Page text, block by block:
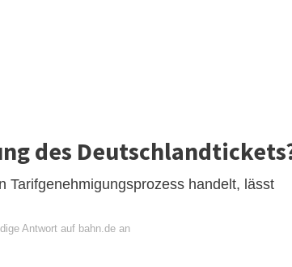
des
Tarifgenehmigungsprozess handelt, lässt
Antwort auf bahn.de an